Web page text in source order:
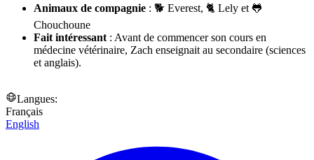
Animaux de compagnie : 🐕 Everest, 🐈 Lely et 🐸
Chouchoune
Fait intéressant : Avant de commencer son cours en
médecine vétérinaire, Zach enseignait au secondaire (sciences
et anglais).
Langues:
Français
English